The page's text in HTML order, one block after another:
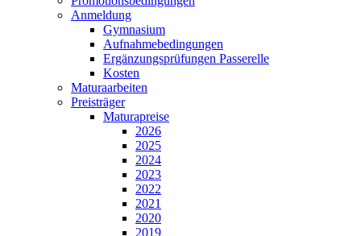
Anmeldung
Gymnasium
Aufnahmebedingungen
Ergänzungsprüfungen Passerelle
Kosten
Maturaarbeiten
Preisträger
Maturapreise
2026
2025
2024
2023
2022
2021
2020
2019